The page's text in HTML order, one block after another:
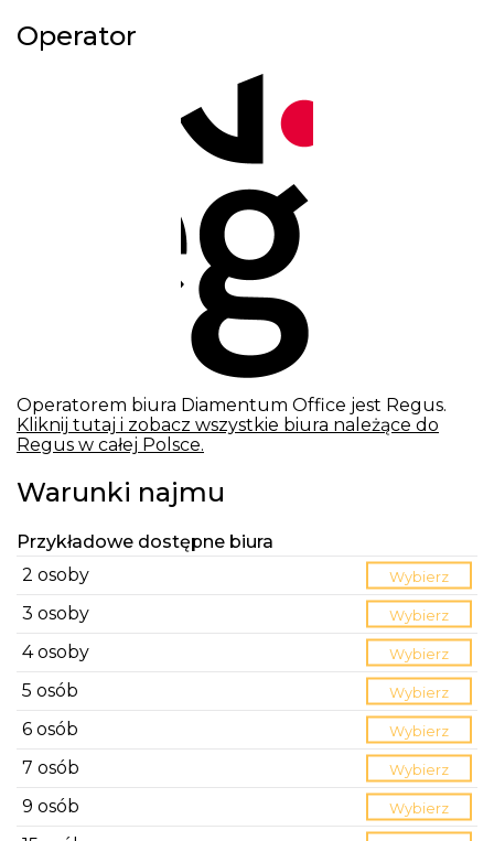
Operator
Operatorem biura Diamentum Office jest Regus.
Kliknij tutaj i zobacz wszystkie biura należące do
Regus w całej Polsce.
Warunki najmu
Przykładowe dostępne biura
2 osoby
Wybierz
3 osoby Wybierz
4 osoby Wybierz
5 osób Wybierz
6 osób Wybierz
7 osób Wybierz
9 osób Wybierz